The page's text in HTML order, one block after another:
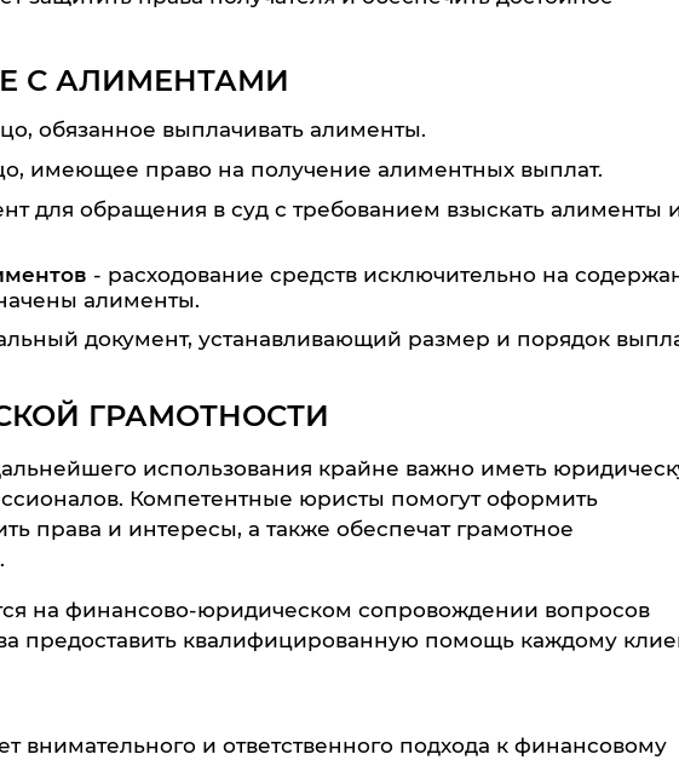
С АЛИМЕНТАМИ
обязанное выплачивать алименты.
имеющее право на получение алиментных выплат.
для обращения в суд с требованием взыскать алименты
- расходование средств исключительно на
алименты.
документ, устанавливающий размер и порядок
ГРАМОТНОСТИ
использования крайне важно иметь
Компетентные юристы помогут оформить
права и интересы, а также обеспечат грамотное
на финансово-юридическом сопровождении вопросов
предоставить квалифицированную помощь каждому
внимательного и ответственного подхода к финансовому